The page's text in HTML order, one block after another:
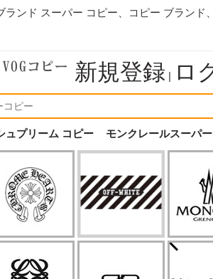
ランド スーパー コピー、コピー ブランド
新規登録 | ロ
ュプリーム コピー モンクレールスーパ